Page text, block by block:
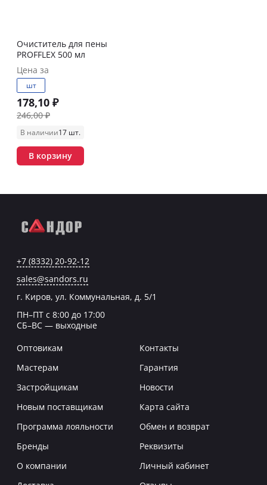
Очиститель для пены
PROFFLEX 500 мл
Цена за
шт
178,10 ₽
246,00 ₽
В наличии17 шт.
В корзину
+7 (8332) 20-92-12
sales@sandors.ru
г. Киров, ул. Коммунальная, д. 5/1
ПН–ПТ с 8:00 до 17:00
СБ–ВС — выходные
Оптовикам
Мастерам
Застройщикам
Новым поставщикам
Программа лояльности
Бренды
О компании
Контакты
Гарантия
Новости
Карта сайта
Обмен и возврат
Реквизиты
Личный кабинет